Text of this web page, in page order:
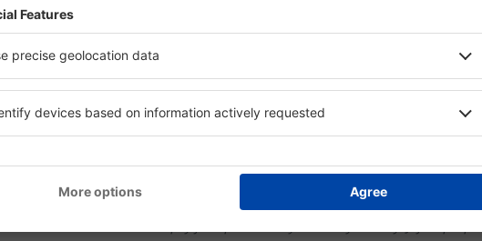
Tekuté řasenky
Gely a laky na vlasy
* Tekutiny lze přepravovat v nádobce do 100 ml,
Pozor! Oční kapky jsou považovány za nezbytné léky. Jejich